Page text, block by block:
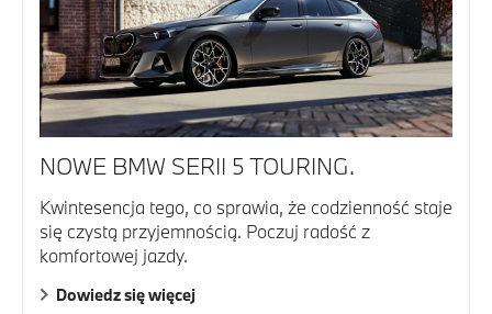
NOWE BMW SERII 5 TOURING.
Kwintesencja tego, co sprawia, że codzienność staje
się czystą przyjemnością. Poczuj radość z
komfortowej jazdy.
Dowiedz się więcej